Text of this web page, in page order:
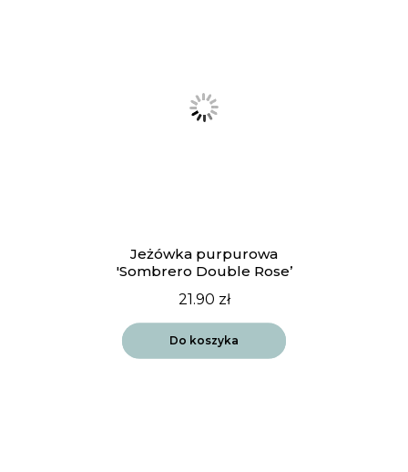
Jeżówka purpurowa
'Sombrero Double Rose’
21.90 zł
Do koszyka